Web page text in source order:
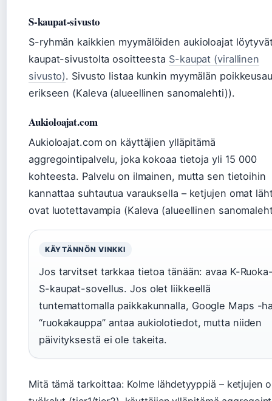
S-kaupat-sivusto
S-ryhmän kaikkien myymälöiden aukioloajat
kaupat-sivustolta osoitteesta S-kaupat (virallinen
sivusto). Sivusto listaa kunkin myymälän
erikseen (Kaleva (alueellinen sanomalehti)).
Aukioloajat.com
Aukioloajat.com on käyttäjien ylläpitämä
aggregointipalvelu, joka kokoaa tietoja yli 15 000
kohteesta. Palvelu on ilmainen, mutta sen tietoihin
kannattaa suhtautua varauksella – ketjujen omat
ovat luotettavampia (Kaleva (alueellinen
KÄYTÄNNÖN VINKKI
Jos tarvitset tarkkaa tietoa tänään: avaa K-
S-kaupat-sovellus. Jos olet liikkeellä
tuntemattomalla paikkakunnalla, Google Maps -
“ruokakauppa” antaa aukiolotiedot, mutta niiden
päivityksestä ei ole takeita.
Mitä tämä tarkoittaa: Kolme lähdetyyppiä – ketjujen